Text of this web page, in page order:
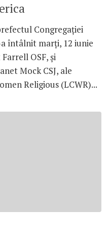
Congregaţiei
întâlnit marţi, 12 iunie
OSF, şi
Mock CSJ, ale
Religious (LCWR)...